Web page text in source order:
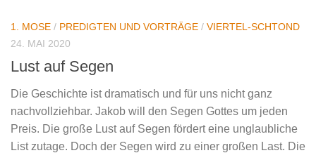
1. MOSE / PREDIGTEN UND VORTRÄGE / VIERTEL-SCHTOND
24. MAI 2020
Lust auf Segen
Die Geschichte ist dramatisch und für uns nicht ganz
nachvollziehbar. Jakob will den Segen Gottes um jeden
Preis. Die große Lust auf Segen fördert eine unglaubliche
List zutage. Doch der Segen wird zu einer großen Last. Die